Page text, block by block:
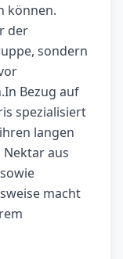
können.
der
sondern
Bezug auf
spezialisiert
langen
aus
macht